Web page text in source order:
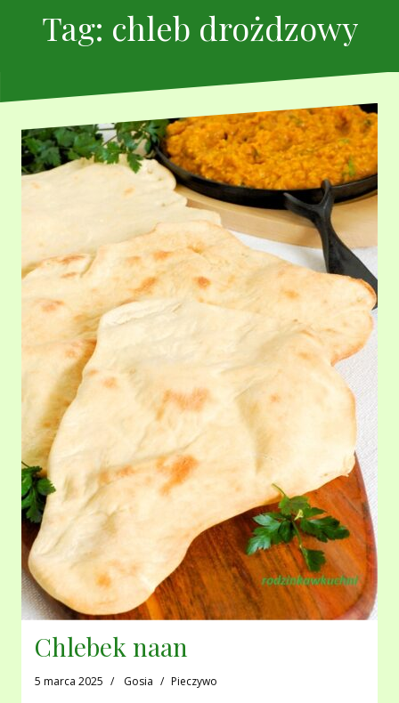
Tag: chleb drożdzowy
Chlebek naan
5 marca 2025 Gosia Pieczywo